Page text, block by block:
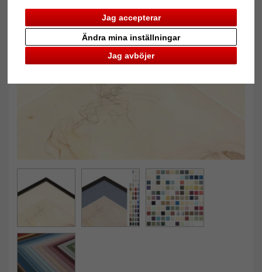
Jag accepterar
Jag avböjer
Ändra mina inställningar
Tillbaka